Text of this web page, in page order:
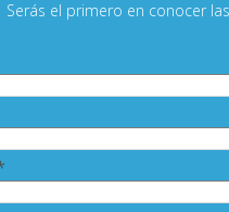
Serás el primero en conocer